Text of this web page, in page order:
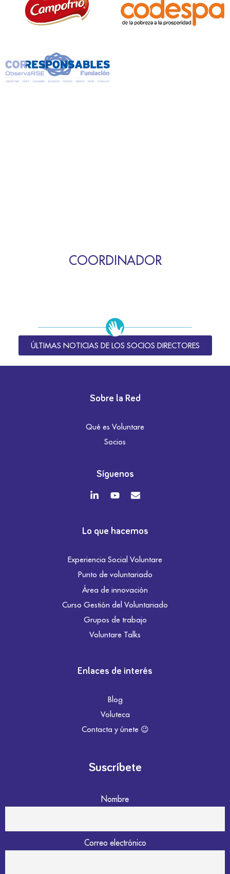
COORDINADOR
ÚLTIMAS NOTICIAS DE LOS SOCIOS DIRECTORES
Sobre la Red
Qué es Voluntare
Socios
Síguenos
Lo que hacemos
Experiencia Social Voluntare
Punto de voluntariado
Área de innovación
Curso Gestión del Voluntariado
Grupos de trabajo
Voluntare Talks
Enlaces de interés
Blog
Voluteca
Contacta y únete 😉
Suscríbete
Nombre
Correo electrónico